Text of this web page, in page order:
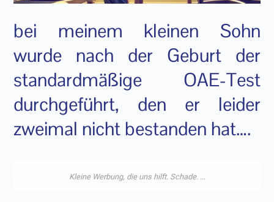
bei meinem kleinen Sohn
wurde nach der Geburt der
standardmäßige OAE-Test
durchgeführt, den er leider
zweimal nicht bestanden hat….